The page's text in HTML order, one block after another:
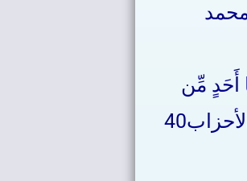
أَحَدٍ مِّن